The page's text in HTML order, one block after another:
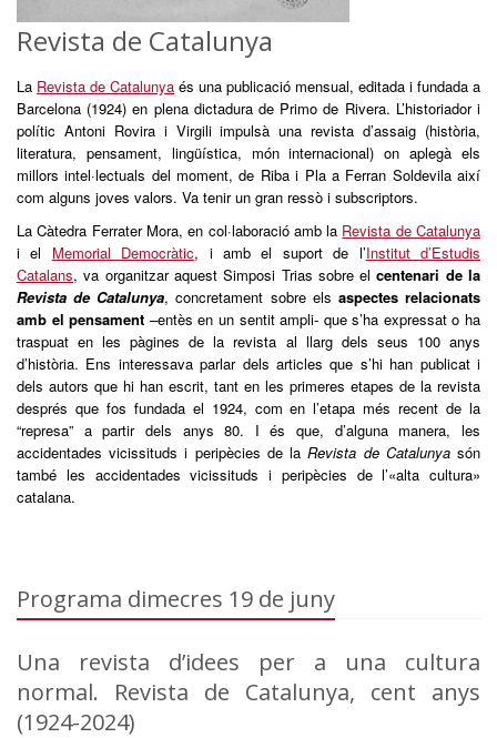
Revista de Catalunya
La Revista de Catalunya és una publicació mensual, editada i fundada a
Barcelona (1924) en plena dictadura de Primo de Rivera. L’historiador i
polític Antoni Rovira i Virgili impulsà una revista d’assaig (història,
literatura, pensament, lingüística, món internacional) on aplegà els
millors intel·lectuals del moment, de Riba i Pla a Ferran Soldevila així
com alguns joves valors. Va tenir un gran ressò i subscriptors.
La Càtedra Ferrater Mora, en col·laboració amb la Revista de Catalunya
i el Memorial Democràtic, i amb el suport de l’Institut d’Estudis
Catalans, va organitzar aquest Simposi Trias sobre elcentenari de la
Revista de Catalunya, concretament sobre els aspectes relacionats
amb el pensament –entès en un sentit ampli- que s’ha expressat o ha
traspuat en les pàgines de la revista al llarg dels seus 100 anys
d’història. Ens interessava parlar dels articles que s’hi han publicat i
dels autors que hi han escrit, tant en les primeres etapes de la revista
després que fos fundada el 1924, com en l’etapa més recent de la
“represa” a partir dels anys 80. I és que, d’alguna manera, les
accidentades vicissituds i peripècies de laRevista de Catalunyasón
també les accidentades vicissituds i peripècies de l’«alta cultura»
catalana.
Programa dimecres 19 de juny
Una revista d’idees per a una cultura
normal. Revista de Catalunya, cent anys
(1924-2024)